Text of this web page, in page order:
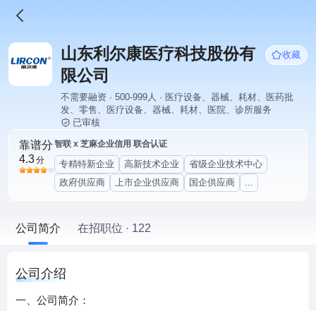
山东利尔康医疗科技股份有
限公司
收藏
不需要融资 · 500-999人 · 医疗设备、器械、耗材、医药批
发、零售、医疗设备、器械、耗材、医院、诊所服务
已审核
靠谱分
4.3分
智联 x 芝麻企业信用 联合认证
专精特新企业 高新技术企业
省级企业技术中心
政府供应商
上市企业供应商 国企供应商 ...
公司简介 在招职位 · 122
公司介绍
一、公司简介：